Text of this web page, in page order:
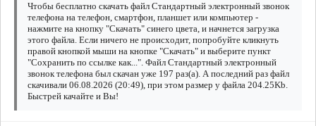
Чтобы бесплатно скачать файл Стандартный электронный звонок
телефона на телефон, смартфон, планшет или компьютер -
нажмите на кнопку "Скачать" синего цвета, и начнется загрузка
этого файла. Если ничего не происходит, попробуйте кликнуть
правой кнопкой мыши на кнопке "Скачать" и выберите пункт
"Сохранить по ссылке как...". Файл Стандартный электронный
звонок телефона был скачан уже 197 раз(а). А последний раз файл
скачивали 06.08.2026 (20:49), при этом размер у файла 204.25Kb.
Быстрей качайте и Вы!